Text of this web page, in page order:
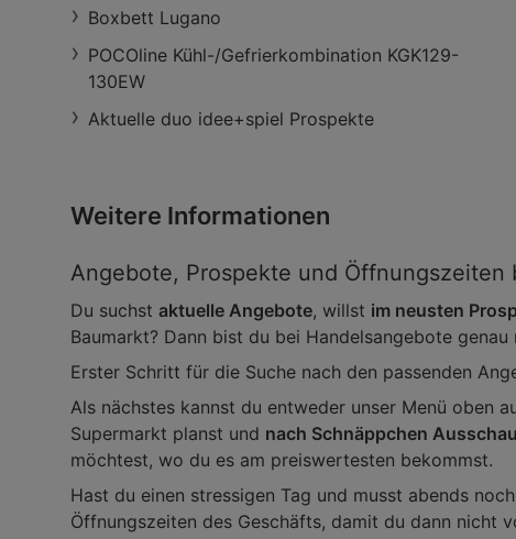
Boxbett Lugano
POCOline Kühl-/Gefrierkombination KGK129-
130EW
Aktuelle duo idee+spiel Prospekte
Weitere Informationen
Angebote, Prospekte und Öffnungszeiten
Du suchst aktuelle Angebote, willst im neusten
Baumarkt? Dann bist du bei Handelsangebote
Erster Schritt für die Suche nach den passenden
Als nächstes kannst du entweder unser Menü oben
Supermarkt planst und nach Schnäppchen
möchtest, wo du es am preiswertesten bekommst.
Hast du einen stressigen Tag und musst abends
Öffnungszeiten des Geschäfts, damit du dann nicht